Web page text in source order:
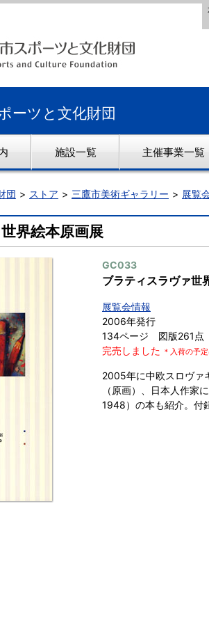
ーツと文化財団
施設一覧 主催事業一覧
団 ストア 三鷹市美術ギャラリー 展覧
界絵本原画展
GC033
ブラティスラヴァ世
展覧会情報
2006年発行
134ページ 図版261
完売しました ＊入荷の予
2005年に中欧スロヴァ
（原画）、日本人作家
1948）の本も紹介。付